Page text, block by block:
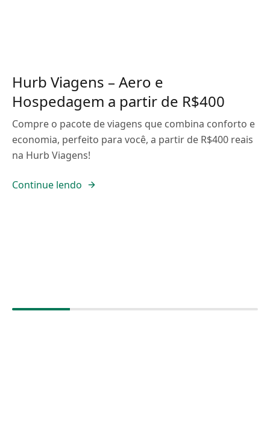
Hurb Viagens – Aero e
Hospedagem a partir de R$400
Compre o pacote de viagens que combina conforto e
economia, perfeito para você, a partir de R$400 reais
na Hurb Viagens!
Continue lendo